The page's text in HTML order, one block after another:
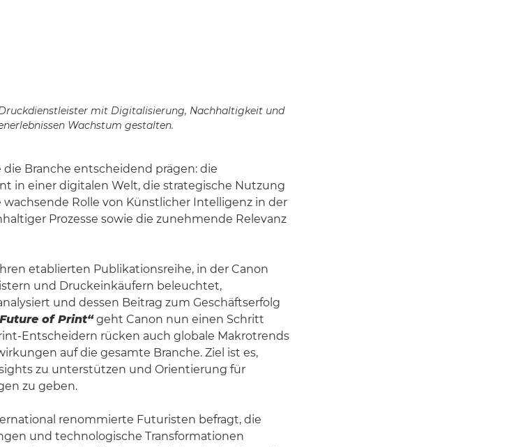
mit Digitalisierung, Nachhaltigkeit und
Wachstum gestalten.
die Branche entscheidend prägen: die
in einer digitalen Welt, die strategische Nutzung
Rolle von Künstlicher Intelligenz in der
Prozesse sowie die zunehmende Relevanz
etablierten Publikationsreihe, in der Canon
und Druckeinkäufern beleuchtet,
und dessen Beitrag zum Geschäftserfolg
of Print“geht Canon nun einen Schritt
Entscheidern rücken auch globale Makrotrends
auf die gesamte Branche. Ziel ist es,
zu unterstützen und Orientierung für
zu geben.
renommierte Futuristen befragt, die
und technologische Transformationen